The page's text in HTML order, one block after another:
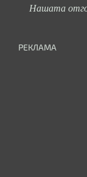
Нашата
РЕКЛАМА